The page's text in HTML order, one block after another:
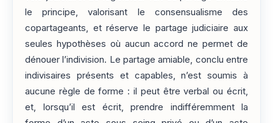
le principe, valorisant le consensualisme des
copartageants, et réserve le partage judiciaire aux
seules hypothèses où aucun accord ne permet de
dénouer l’indivision. Le partage amiable, conclu entre
indivisaires présents et capables, n’est soumis à
aucune règle de forme : il peut être verbal ou écrit,
et, lorsqu’il est écrit, prendre indifféremment la